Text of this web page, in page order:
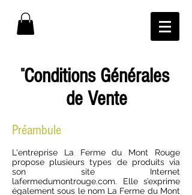
Conditions Générales
de Vente
Préambule
L'entreprise La Ferme du Mont Rouge
propose plusieurs types de produits via
son site Internet
lafermedumontrouge.com. Elle s’exprime
également sous le nom La Ferme du Mont